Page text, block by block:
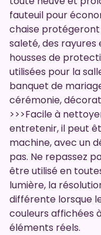
fauteuil pour
chaise
saleté, des rayures
housses de
utilisées pour la
banquet de
cérémonie,
>>>Facile à
entretenir, il peut
machine, avec un
pas. Ne repassez
être utilisé en
lumière, la
différente lorsque
couleurs affichées
éléments réels.